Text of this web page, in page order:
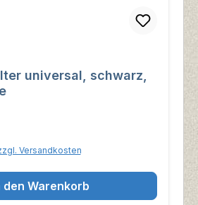
universal, schwarz,
Versandkosten
den Warenkorb